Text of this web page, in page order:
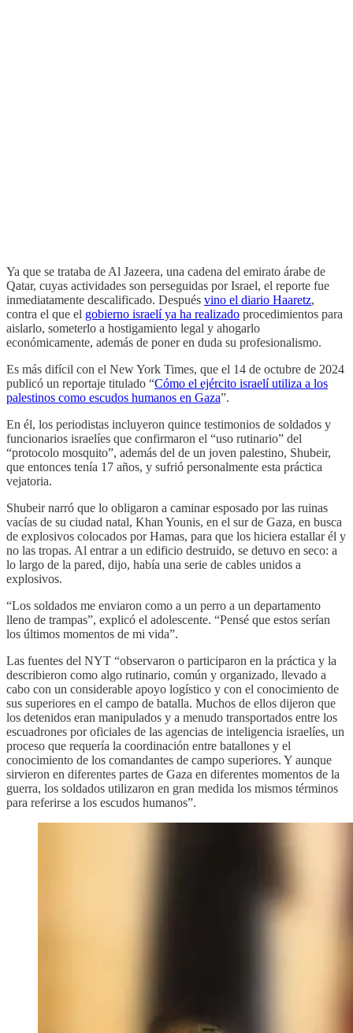
Ya que se trataba de Al Jazeera, una cadena del emirato árabe de
Qatar, cuyas actividades son perseguidas por Israel, el reporte fue
inmediatamente descalificado. Después vino el diario Haaretz,
contra el que el gobierno israelí ya ha realizado procedimientos para
aislarlo, someterlo a hostigamiento legal y ahogarlo
económicamente, además de poner en duda su profesionalismo.
Es más difícil con el New York Times, que el 14 de octubre de 2024
publicó un reportaje titulado “Cómo el ejército israelí utiliza a los
palestinos como escudos humanos en Gaza”.
En él, los periodistas incluyeron quince testimonios de soldados y
funcionarios israelíes que confirmaron el “uso rutinario” del
“protocolo mosquito”, además del de un joven palestino, Shubeir,
que entonces tenía 17 años, y sufrió personalmente esta práctica
vejatoria.
Shubeir narró que lo obligaron a caminar esposado por las ruinas
vacías de su ciudad natal, Khan Younis, en el sur de Gaza, en busca
de explosivos colocados por Hamas, para que los hiciera estallar él y
no las tropas. Al entrar a un edificio destruido, se detuvo en seco: a
lo largo de la pared, dijo, había una serie de cables unidos a
explosivos.
“Los soldados me enviaron como a un perro a un departamento
lleno de trampas”, explicó el adolescente. “Pensé que estos serían
los últimos momentos de mi vida”.
Las fuentes del NYT “observaron o participaron en la práctica y la
describieron como algo rutinario, común y organizado, llevado a
cabo con un considerable apoyo logístico y con el conocimiento de
sus superiores en el campo de batalla. Muchos de ellos dijeron que
los detenidos eran manipulados y a menudo transportados entre los
escuadrones por oficiales de las agencias de inteligencia israelíes, un
proceso que requería la coordinación entre batallones y el
conocimiento de los comandantes de campo superiores. Y aunque
sirvieron en diferentes partes de Gaza en diferentes momentos de la
guerra, los soldados utilizaron en gran medida los mismos términos
para referirse a los escudos humanos”.